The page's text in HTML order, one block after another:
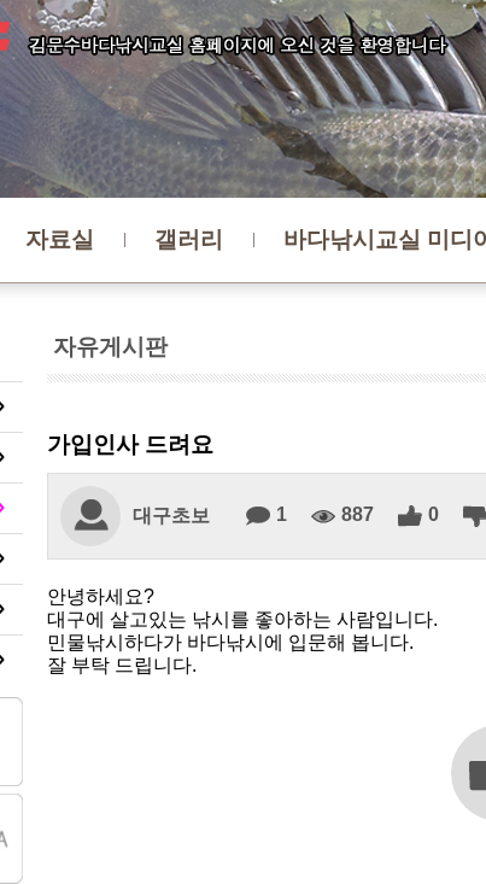
자료실 갤러리 바다낚시교실 미디
자유게시판
가입인사 드려요
대구초보 1 887 0
안녕하세요?
대구에 살고있는 낚시를 좋아하는 사람입니다.
민물낚시하다가 바다낚시에 입문해 봅니다.
잘 부탁 드립니다.